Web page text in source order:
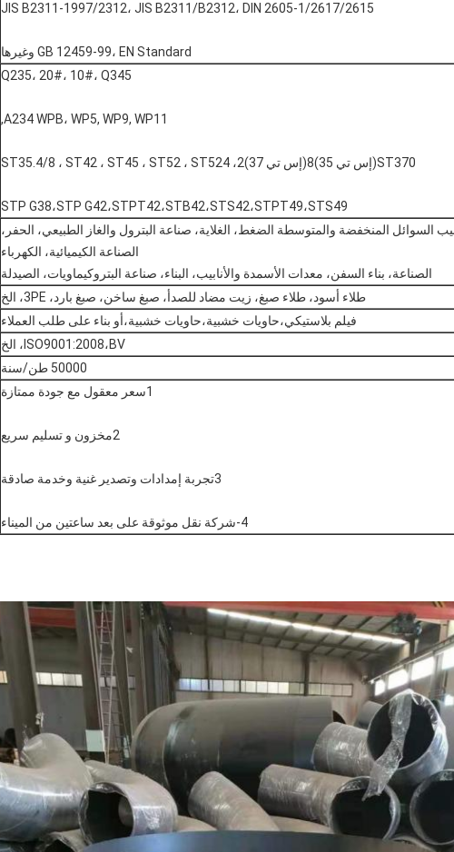
JIS B2311-1997/2312، JIS B2311/B2312، DIN 2605-1/2617/2615
GB 12459-99، EN Standard وغيرها
Q235، 20#، 10#، Q345
A234 WPB، WP5, WP9, WP11,
ST370(إس تي 35)8(إس تي 37)2، ST35.4/8 ، ST42 ، ST45 ، ST52 ، ST524
STP G38،STP G42،STPT42،STB42،STS42،STPT49،STS49
السوائل المنخفضة والمتوسطة الضغط، الغلاية، صناعة البترول والغاز الطبيعي، الحفر،
الصناعة الكيميائية، الكهرباء
الصناعة، بناء السفن، معدات الأسمدة والأنابيب، البناء، صناعة البتروكيماويات، الصيدلة
طلاء أسود، طلاء صبغ، زيت مضاد للصدأ، صبغ ساخن، صبغ بارد، 3PE، الخ
فيلم بلاستيكي،حاويات خشبية،حاويات خشبية،أو بناء على طلب العملاء
ISO9001:2008،BV، الخ
50000 طن/سنة
1سعر معقول مع جودة ممتازة
2مخزون و تسليم سريع
3تجربة إمدادات وتصدير غنية وخدمة صادقة
4-شركة نقل موثوقة على بعد ساعتين من الميناء